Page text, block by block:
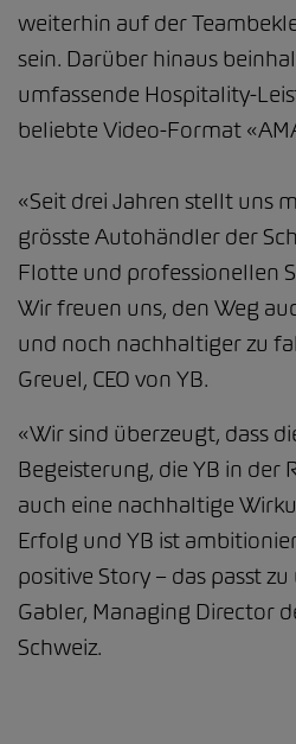
weiterhin auf der
sein. Darüber hinaus
umfassende Hospitality-
beliebte Video-Format
«Seit drei Jahren stellt uns
grösste Autohändler der
Flotte und professionellen
Wir freuen uns, den Weg
und noch nachhaltiger zu
Greuel, CEO von YB.
«Wir sind überzeugt, dass
Begeisterung, die YB in der
auch eine nachhaltige
Erfolg und YB ist
positive Story – das passt
Gabler, Managing Director
Schweiz.